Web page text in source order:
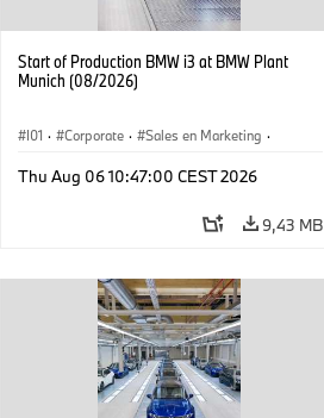
Start of Production BMW i3 at BMW Plant
Munich (08/2026)
I01 · Corporate · Sales en Marketing ·
Thu Aug 06 10:47:00 CEST 2026
9,43 MB